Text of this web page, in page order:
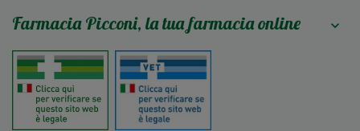
Farmacia Picconi, la tua farmacia online 